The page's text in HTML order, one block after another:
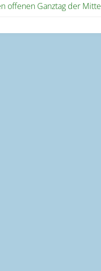
offenen Ganztag der